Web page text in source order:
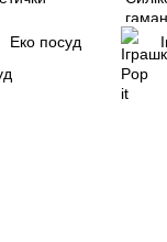
Еко посуд